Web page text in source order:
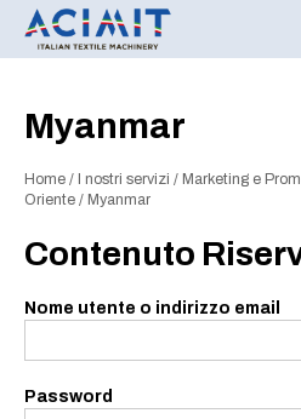
Myanmar
Home / I nostri servizi / Marketing e
Oriente / Myanmar
Contenuto
Nome utente o indirizzo email
Password